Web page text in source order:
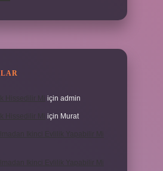
için admin
için Murat